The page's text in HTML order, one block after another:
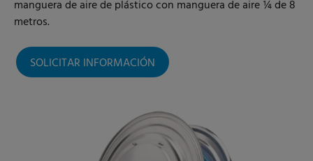
manguera de aire de plástico con manguera de aire ¼ de 8
metros.
SOLICITAR INFORMACIÓN